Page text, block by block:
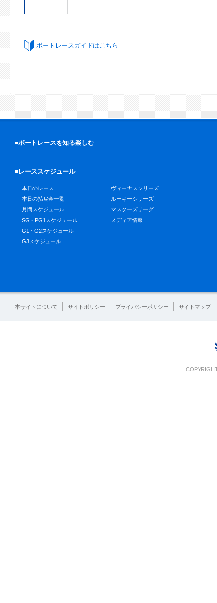
ボートレースガイドはこちら
■ボートレースを知る楽しむ
■レーススケジュール
本日のレース
本日の払戻金一覧
月間スケジュール
SG・PG1スケジュール
G1・G2スケジュール
G3スケジュール
ヴィーナスシリーズ
ルーキーシリーズ
マスターズリーグ
メディア情報
本サイトについて サイトポリシー プライバシーポリシー サイトマップ